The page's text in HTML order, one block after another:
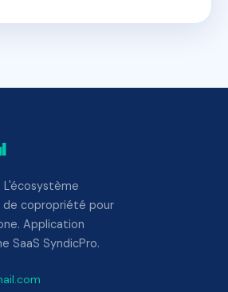
copropriété pour
Application
SaaS SyndicPro.